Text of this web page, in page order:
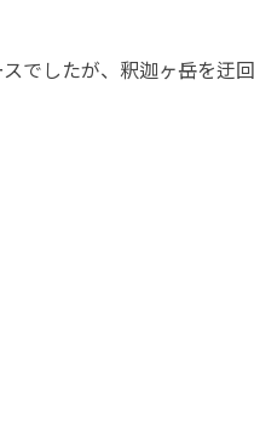
でしたが、釈迦ヶ岳を迂